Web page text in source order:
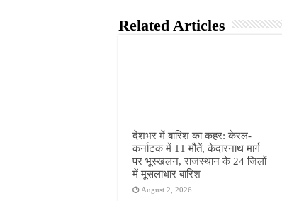
Related Articles
देशभर में बारिश का कहर: केरल-
कर्नाटक में 11 मौतें, केदारनाथ मार्ग
पर भूस्खलन, राजस्थान के 24 जिलों
में मूसलाधार बारिश
August 2, 2026